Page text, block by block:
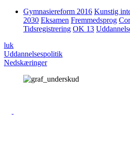
Gymnasiereform 2016 Kunstig
2030 Eksamen Fremmedsprog
Tidsregistrering OK 13
luk
Uddannelsespolitik
Nedskæringer